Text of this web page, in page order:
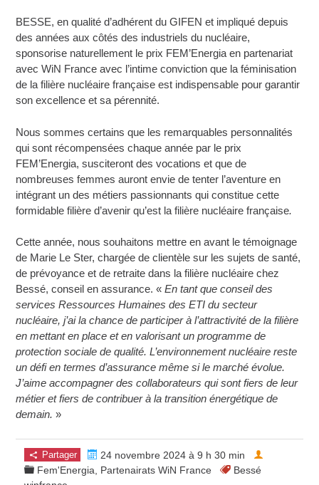
BESSE, en qualité d’adhérent du GIFEN et impliqué depuis
des années aux côtés des industriels du nucléaire,
sponsorise naturellement le prix FEM’Energia en partenariat
avec WiN France avec l’intime conviction que la féminisation
de la filière nucléaire française est indispensable pour garantir
son excellence et sa pérennité.
Nous sommes certains que les remarquables personnalités
qui sont récompensées chaque année par le prix
FEM’Energia, susciteront des vocations et que de
nombreuses femmes auront envie de tenter l’aventure en
intégrant un des métiers passionnants qui constitue cette
formidable filière d’avenir qu’est la filière nucléaire française.
Cette année, nous souhaitons mettre en avant le témoignage
de Marie Le Ster, chargée de clientèle sur les sujets de santé,
de prévoyance et de retraite dans la filière nucléaire chez
Bessé, conseil en assurance. «En tant que conseil des
services Ressources Humaines des ETI du secteur
nucléaire, j’ai la chance de participer à l’attractivité de la filière
en mettant en place et en valorisant un programme de
protection sociale de qualité. L’environnement nucléaire reste
un défi en termes d’assurance même si le marché évolue.
J’aime accompagner des collaborateurs qui sont fiers de leur
métier et fiers de contribuer à la transition énergétique de
demain. »
Partager
24 novembre 2024 à 9 h 30 min
Fem'Energia
Partenairats WiN France
Bessé